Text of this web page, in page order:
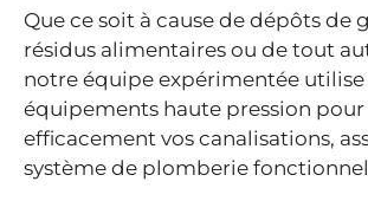
Que ce soit à cause de dépôts de
résidus alimentaires ou de tout
notre équipe expérimentée utilise
équipements haute pression
efficacement vos canalisations,
système de plomberie